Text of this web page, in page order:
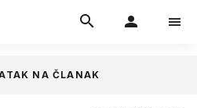
NA ČLANAK